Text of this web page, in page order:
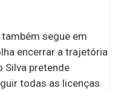
segue em
encerrar a trajetória
Silva pretende
todas as licenças